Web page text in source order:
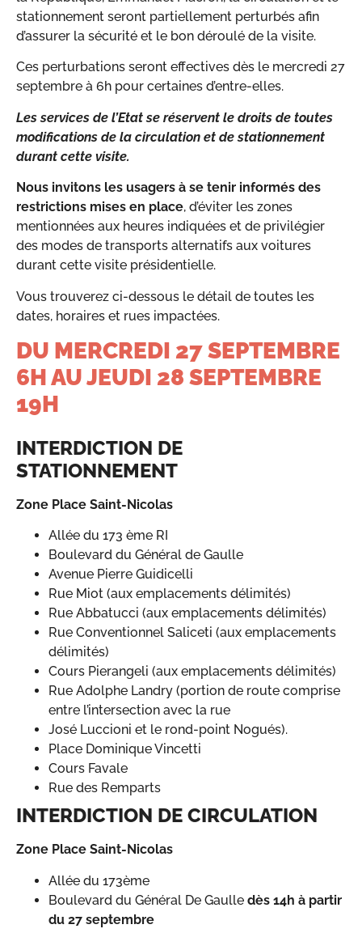
stationnement seront partiellement perturbés afin
d’assurer la sécurité et le bon déroulé de la visite.
Ces perturbations seront effectives dès le mercredi 27
septembre à 6h pour certaines d’entre-elles.
Les services de l’Etat se réservent le droits de toutes
modifications de la circulation et de stationnement
durant cette visite.
Nous invitons les usagers à se tenir informés des
restrictions mises en place, d’éviter les zones
mentionnées aux heures indiquées et de privilégier
des modes de transports alternatifs aux voitures
durant cette visite présidentielle.
Vous trouverez ci-dessous le détail de toutes les
dates, horaires et rues impactées.
DU MERCREDI 27 SEPTEMBRE
6H AU JEUDI 28 SEPTEMBRE
19H
INTERDICTION DE
STATIONNEMENT
Zone Place Saint-Nicolas
Allée du 173 ème RI
Boulevard du Général de Gaulle
Avenue Pierre Guidicelli
Rue Miot (aux emplacements délimités)
Rue Abbatucci (aux emplacements délimités)
Rue Conventionnel Saliceti (aux emplacements
délimités)
Cours Pierangeli (aux emplacements délimités)
Rue Adolphe Landry (portion de route comprise
entre l’intersection avec la rue
José Luccioni et le rond-point Nogués).
Place Dominique Vincetti
Cours Favale
Rue des Remparts
INTERDICTION DE CIRCULATION
Zone Place Saint-Nicolas
Allée du 173ème
Boulevard du Général De Gaulle dès 14h à partir
du 27 septembre